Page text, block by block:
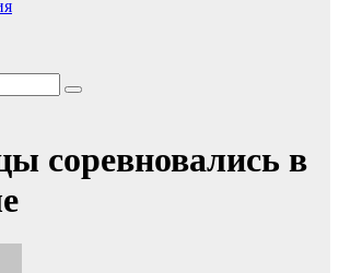
соревновались в